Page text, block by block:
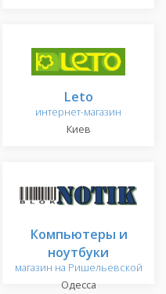
Leto
интернет-магазин
Киев
Компьютеры и
ноутбуки
магазин на Ришельевской
Одесса